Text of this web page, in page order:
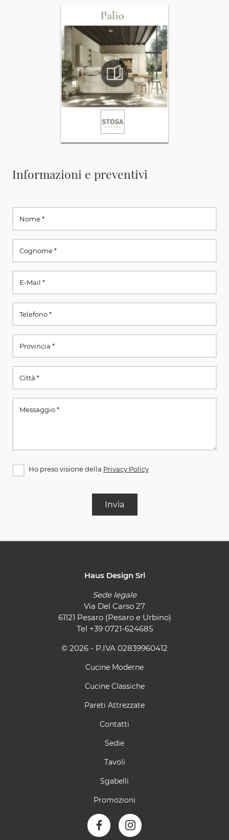
Informazioni e preventivi
Ho preso visione della Privacy Policy
Invia
Haus Design Srl
Sede legale
Via Del Carso 27
61121 Pesaro (Pesaro e Urbino)
Tel +39 0721-624685
© 2026 - P.IVA 02839960412
Cucine Moderne
Cucine Classiche
Pareti Attrezzate
Contatti
Sedie
Tavoli
Sgabelli
Promozioni